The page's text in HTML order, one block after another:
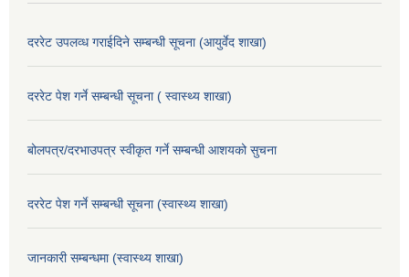
दररेट उपलव्ध गराईदिने सम्बन्धी सूचना (आयुर्वेद शाखा)
दररेट पेश गर्ने सम्बन्धी सूचना ( स्वास्थ्य शाखा)
बोलपत्र/दरभाउपत्र स्वीकृत गर्ने सम्बन्धी आशयको सुचना
दररेट पेश गर्ने सम्बन्धी सूचना (स्वास्थ्य शाखा)
जानकारी सम्बन्धमा (स्वास्थ्य शाखा)